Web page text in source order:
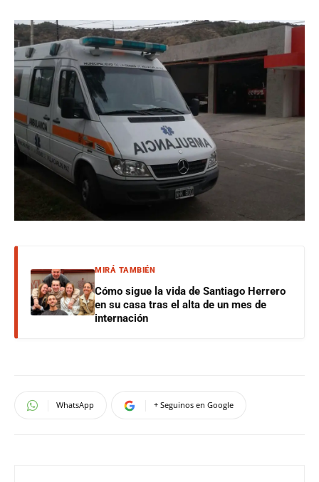
MIRÁ TAMBIÉN
Cómo sigue la vida de Santiago Herrero
en su casa tras el alta de un mes de
internación
WhatsApp + Seguinos en Google